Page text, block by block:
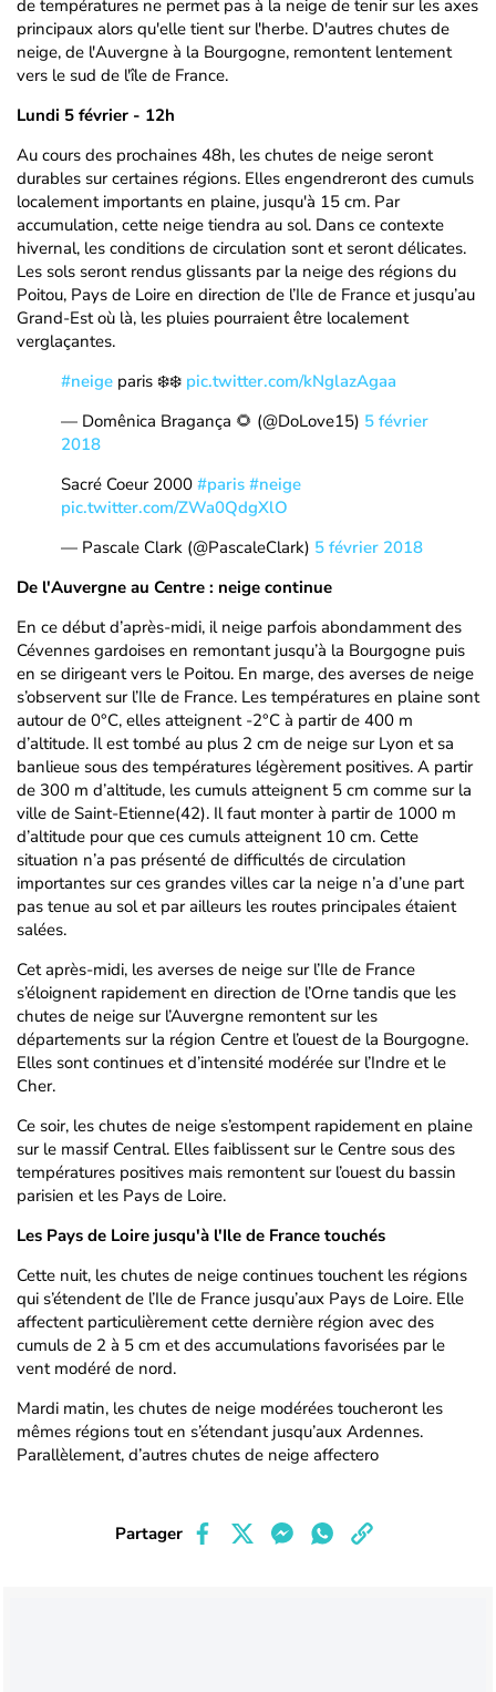
de températures ne permet pas à la neige de tenir sur les axes
principaux alors qu'elle tient sur l'herbe. D'autres chutes de
neige, de l'Auvergne à la Bourgogne, remontent lentement
vers le sud de l'île de France.
Lundi 5 février - 12h
Au cours des prochaines 48h, les chutes de neige seront
durables sur certaines régions. Elles engendreront des cumuls
localement importants en plaine, jusqu'à 15 cm. Par
accumulation, cette neige tiendra au sol. Dans ce contexte
hivernal, les conditions de circulation sont et seront délicates.
Les sols seront rendus glissants par la neige des régions du
Poitou, Pays de Loire en direction de l’Ile de France et jusqu’au
Grand-Est où là, les pluies pourraient être localement
verglaçantes.
#neige paris ❄️❄️ pic.twitter.com/kNglazAgaa
— Domênica Bragança 🌻 (@DoLove15) 5 février
2018
Sacré Coeur 2000 #paris #neige
pic.twitter.com/ZWa0QdgXlO
— Pascale Clark (@PascaleClark) 5 février 2018
De l'Auvergne au Centre : neige continue
En ce début d’après-midi, il neige parfois abondamment des
Cévennes gardoises en remontant jusqu’à la Bourgogne puis
en se dirigeant vers le Poitou. En marge, des averses de neige
s’observent sur l’Ile de France. Les températures en plaine sont
autour de 0°C, elles atteignent -2°C à partir de 400 m
d’altitude. Il est tombé au plus 2 cm de neige sur Lyon et sa
banlieue sous des températures légèrement positives. A partir
de 300 m d’altitude, les cumuls atteignent 5 cm comme sur la
ville de Saint-Etienne(42). Il faut monter à partir de 1000 m
d’altitude pour que ces cumuls atteignent 10 cm. Cette
situation n’a pas présenté de difficultés de circulation
importantes sur ces grandes villes car la neige n’a d’une part
pas tenue au sol et par ailleurs les routes principales étaient
salées.
Cet après-midi, les averses de neige sur l’Ile de France
s’éloignent rapidement en direction de l’Orne tandis que les
chutes de neige sur l’Auvergne remontent sur les
départements sur la région Centre et l’ouest de la Bourgogne.
Elles sont continues et d’intensité modérée sur l’Indre et le
Cher.
Ce soir, les chutes de neige s’estompent rapidement en plaine
sur le massif Central. Elles faiblissent sur le Centre sous des
températures positives mais remontent sur l’ouest du bassin
parisien et les Pays de Loire.
Les Pays de Loire jusqu'à l'Ile de France touchés
Cette nuit, les chutes de neige continues touchent les régions
qui s’étendent de l’Ile de France jusqu’aux Pays de Loire. Elle
affectent particulièrement cette dernière région avec des
cumuls de 2 à 5 cm et des accumulations favorisées par le
vent modéré de nord.
Mardi matin, les chutes de neige modérées toucheront les
mêmes régions tout en s’étendant jusqu’aux Ardennes.
Parallèlement, d’autres chutes de neige affectero
Partager